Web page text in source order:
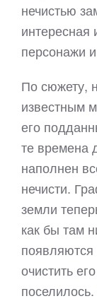
нечистью
персонажи
По сюжету,
известным
его
те времена
наполнен
нечисти.
земли
как бы там
появляются
очистить